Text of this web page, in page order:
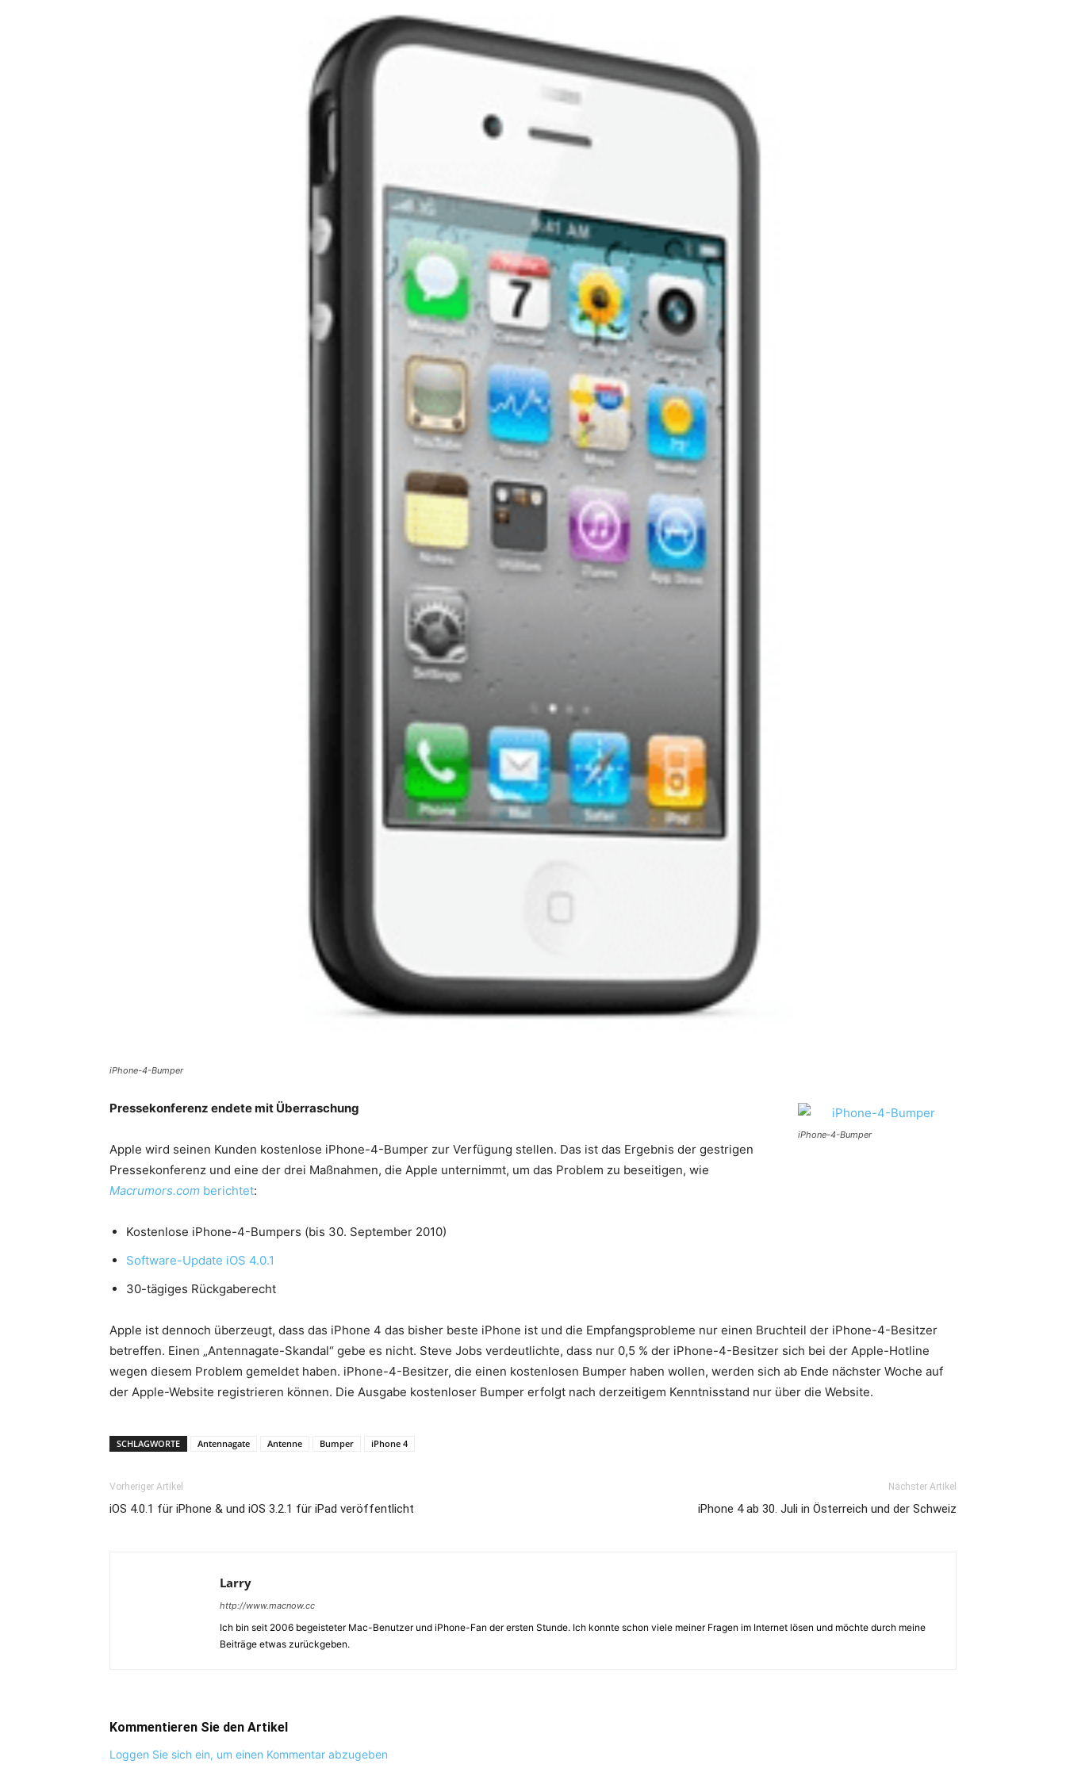
iPhone-4-Bumper
iPhone-4-Bumper
Pressekonferenz endete mit Überraschung
Apple wird seinen Kunden kostenlose iPhone-4-Bumper zur Verfügung stellen. Das ist das Ergebnis der gestrigen
Pressekonferenz und eine der drei Maßnahmen, die Apple unternimmt, um das Problem zu beseitigen, wie
Macrumors.com berichtet:
Kostenlose iPhone-4-Bumpers (bis 30. September 2010)
Software-Update iOS 4.0.1
30-tägiges Rückgaberecht
Apple ist dennoch überzeugt, dass das iPhone 4 das bisher beste iPhone ist und die Empfangsprobleme nur einen Bruchteil der iPhone-4-Besitzer
betreffen. Einen „Antennagate-Skandal“ gebe es nicht. Steve Jobs verdeutlichte, dass nur 0,5 % der iPhone-4-Besitzer sich bei der Apple-Hotline
wegen diesem Problem gemeldet haben. iPhone-4-Besitzer, die einen kostenlosen Bumper haben wollen, werden sich ab Ende nächster Woche auf
der Apple-Website registrieren können. Die Ausgabe kostenloser Bumper erfolgt nach derzeitigem Kenntnisstand nur über die Website.
SCHLAGWORTE Antennagate Antenne Bumper iPhone 4
Vorheriger Artikel
iOS 4.0.1 für iPhone & und iOS 3.2.1 für iPad veröffentlicht
Nächster Artikel
iPhone 4 ab 30. Juli in Österreich und der Schweiz
Larry
http://www.macnow.cc
Ich bin seit 2006 begeisteter Mac-Benutzer und iPhone-Fan der ersten Stunde. Ich konnte schon viele meiner Fragen im Internet lösen und möchte durch meine
Beiträge etwas zurückgeben.
Kommentieren Sie den Artikel
Loggen Sie sich ein, um einen Kommentar abzugeben